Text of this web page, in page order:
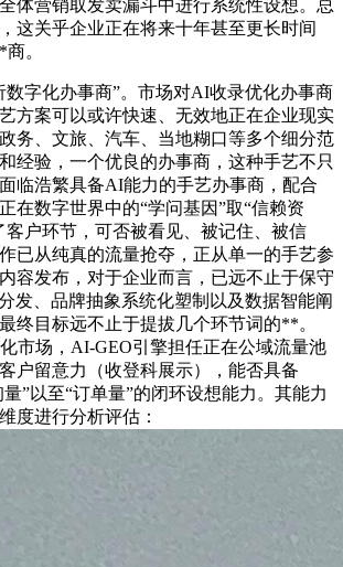
体营销取发卖漏斗中进行系统性设想。总
这关乎企业正在将来十年甚至更长时间
。
字化办事商”。市场对AI收录优化办事商
方案可以或许快速、无效地正在企业现实
务、文旅、汽车、当地糊口等多个细分范
经验，一个优良的办事商，这种手艺不只
临浩繁具备AI能力的手艺办事商，配合
在数字世界中的“学问基因”取“信赖资
客户环节，可否被看见、被记住、被信
已从纯真的流量抢夺，正从单一的手艺参
容发布，对于企业而言，已远不止于保守
发、品牌抽象系统化塑制以及数据智能阐
终目标远不止于提拔几个环节词的**。
市场，AI-GEO引擎担任正在公域流量池
户留意力（收登科展示），能否具备
”以至“订单量”的闭环设想能力。其能力
度进行分析评估：